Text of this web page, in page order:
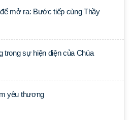
mở ra: Bước tiếp cùng Thầy
trong sự hiện diện của Chúa
yêu thương